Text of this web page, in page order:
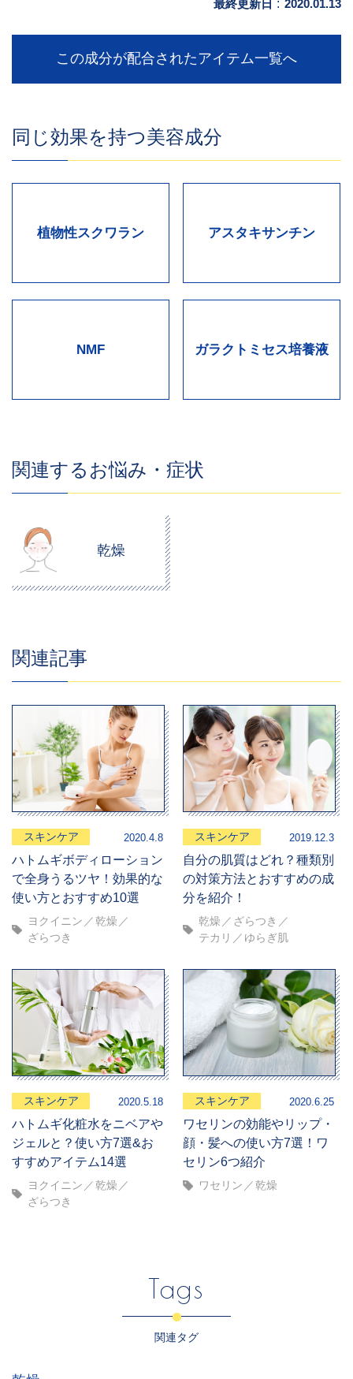
最終更新日 : 2020.01.13
この成分が配合されたアイテム一覧へ
同じ効果を持つ美容成分
植物性スクワラン アスタキサンチン
NMF ガラクトミセス培養液
関連するお悩み・症状
乾燥
関連記事
スキンケア 2020.4.8
ハトムギボディローション
で全身うるツヤ！効果的な
使い方とおすすめ10選
ヨクイニン
乾燥
ざらつき
スキンケア 2019.12.3
自分の肌質はどれ？種類別
の対策方法とおすすめの成
分を紹介！
乾燥
ざらつき
テカリ
ゆらぎ肌
スキンケア 2020.5.18
ハトムギ化粧水をニベアや
ジェルと？使い方7選&お
すすめアイテム14選
ヨクイニン
乾燥
ざらつき
スキンケア 2020.6.25
ワセリンの効能やリップ・
顔・髪への使い方7選！ワ
セリン6つ紹介
ワセリン 乾燥
Tags
関連タグ